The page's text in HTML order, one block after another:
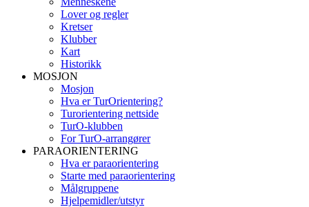
Lover og regler
Kretser
Klubber
Kart
Historikk
MOSJON
Mosjon
Hva er TurOrientering?
Turorientering nettside
TurO-klubben
For TurO-arrangører
PARAORIENTERING
Hva er paraorientering
Starte med paraorientering
Målgruppene
Hjelpemidler/utstyr